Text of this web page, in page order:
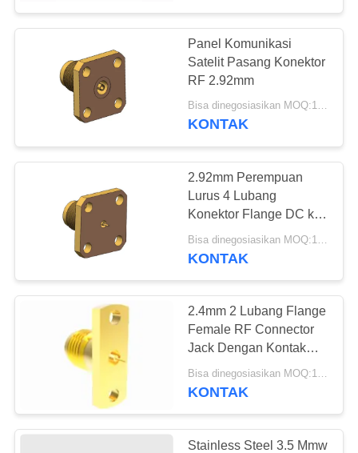
HUBUNGI
BERITA
PERMINTAAN
PENAWARAN
SITEMAP
PRIVACY
Panel Komunikasi
Satelit Pasang Konektor
RF 2.92mm
Bisa dinegosiasikan MOQ:10 pcs
KONTAK
2.92mm Perempuan
Lurus 4 Lubang
Konektor Flange DC ke
40GHz
KONTAK
2.4mm 2 Lubang Flange
Female RF Connector
Jack Dengan Kontak
Silinder 0.4mm Pin
Terminal
Bisa dinegosiasikan MOQ:10pcs
KONTAK
Stainless Steel 3.5 Mmw